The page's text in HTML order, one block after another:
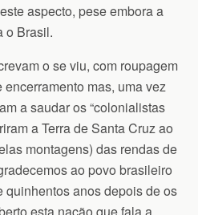
aspecto, pese embora a
o Brasil.
o se viu, com roupagem
mas, uma vez
a saudar os “colonialistas
a Terra de Santa Cruz ao
montagens) das rendas de
ao povo brasileiro
quinhentos anos depois de os